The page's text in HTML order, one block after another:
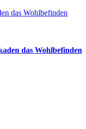
das Wohlbefinden
das Wohlbefinden